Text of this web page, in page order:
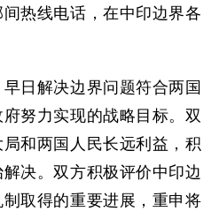
热线电话，在中印边界各
解决边界问题符合两国
努力实现的战略目标。双
和两国人民长远利益，积
决。双方积极评价中印边
取得的重要进展，重申将